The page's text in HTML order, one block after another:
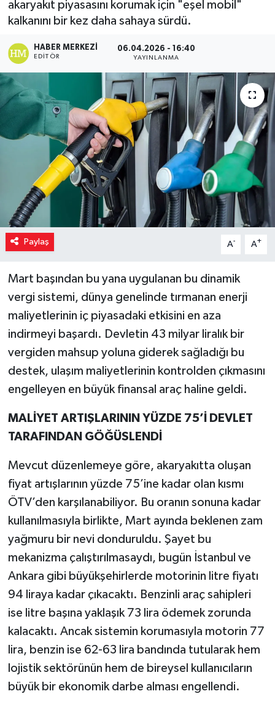
akaryakıt piyasasını korumak için "eşel mobil"
kalkanını bir kez daha sahaya sürdü.
HABER MERKEZI
EDITÖR
06.04.2026 - 16:40
YAYINLANMA
Paylaş A- A+
Mart başından bu yana uygulanan bu dinamik
vergi sistemi, dünya genelinde tırmanan enerji
maliyetlerinin iç piyasadaki etkisini en aza
indirmeyi başardı. Devletin 43 milyar liralık bir
vergiden mahsup yoluna giderek sağladığı bu
destek, ulaşım maliyetlerinin kontrolden çıkmasını
engelleyen en büyük finansal araç haline geldi.
MALİYET ARTIŞLARININ YÜZDE 75’İ DEVLET
TARAFINDAN GÖĞÜSLENDİ
Mevcut düzenlemeye göre, akaryakıtta oluşan
fiyat artışlarının yüzde 75’ine kadar olan kısmı
ÖTV’den karşılanabiliyor. Bu oranın sonuna kadar
kullanılmasıyla birlikte, Mart ayında beklenen zam
yağmuru bir nevi donduruldu. Şayet bu
mekanizma çalıştırılmasaydı, bugün İstanbul ve
Ankara gibi büyükşehirlerde motorinin litre fiyatı
94 liraya kadar çıkacaktı. Benzinli araç sahipleri
ise litre başına yaklaşık 73 lira ödemek zorunda
kalacaktı. Ancak sistemin korumasıyla motorin 77
lira, benzin ise 62-63 lira bandında tutularak hem
lojistik sektörünün hem de bireysel kullanıcıların
büyük bir ekonomik darbe alması engellendi.